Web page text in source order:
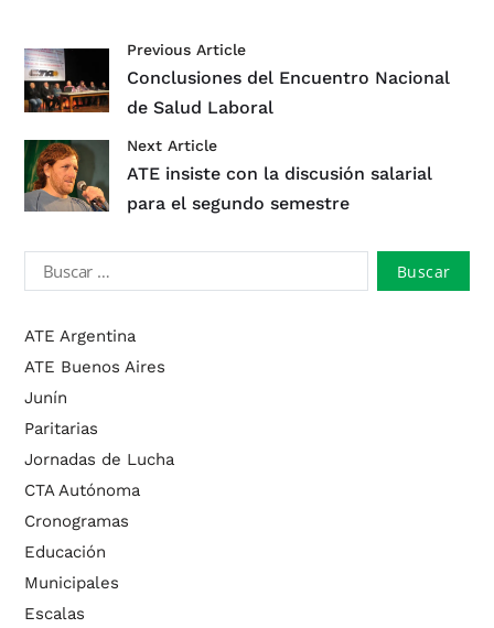
Previous Article
Conclusiones del Encuentro Nacional
de Salud Laboral
Next Article
ATE insiste con la discusión salarial
para el segundo semestre
ATE Argentina
ATE Buenos Aires
Junín
Paritarias
Jornadas de Lucha
CTA Autónoma
Cronogramas
Educación
Municipales
Escalas